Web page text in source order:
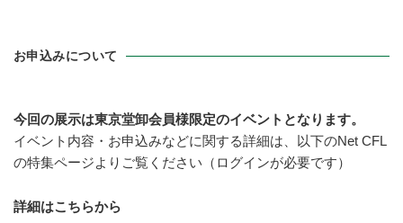
お申込みについて
今回の展示は東京堂卸会員様限定のイベントとなります。
イベント内容・お申込みなどに関する詳細は、以下のNet CFL
の特集ページよりご覧ください（ログインが必要です）
詳細はこちらから